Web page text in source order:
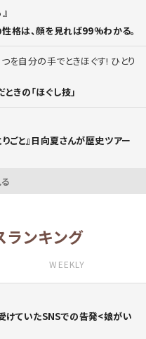
格は、顔を見れば99%わかる。
を自分の手でときほぐす! ひとり
きの「ほぐし技」
ごと』日向夏さんが歴史ツアー
ランキング
WEEKLY
けていたSNSでの告発<娘がい